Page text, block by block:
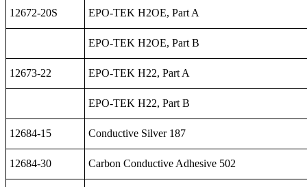
12672-20S EPO-TEK H2OE, Part A
EPO-TEK H2OE, Part B
12673-22 EPO-TEK H22, Part A
EPO-TEK H22, Part B
12684-15 Conductive Silver 187
12684-30 Carbon Conductive Adhesive 502